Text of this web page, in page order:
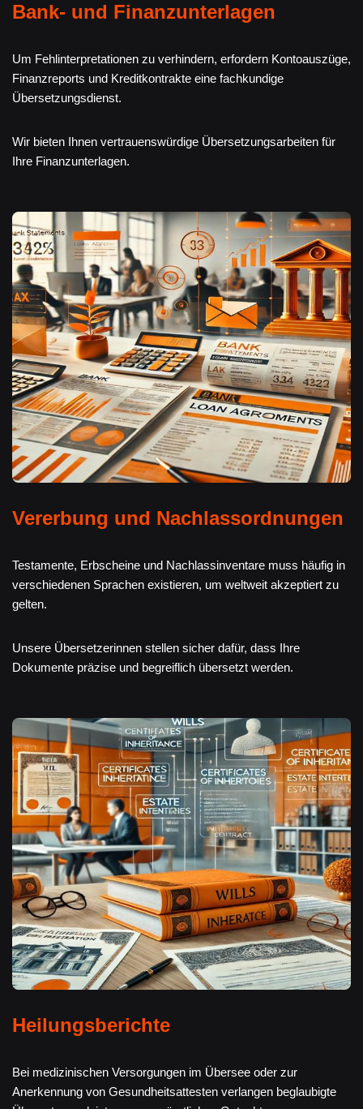
Bank- und Finanzunterlagen
Um Fehlinterpretationen zu verhindern, erfordern Kontoauszüge,
Finanzreports und Kreditkontrakte eine fachkundige
Übersetzungsdienst.
Wir bieten Ihnen vertrauenswürdige Übersetzungsarbeiten für
Ihre Finanzunterlagen.
Vererbung und Nachlassordnungen
Testamente, Erbscheine und Nachlassinventare muss häufig in
verschiedenen Sprachen existieren, um weltweit akzeptiert zu
gelten.
Unsere Übersetzerinnen stellen sicher dafür, dass Ihre
Dokumente präzise und begreiflich übersetzt werden.
Heilungsberichte
Bei medizinischen Versorgungen im Übersee oder zur
Anerkennung von Gesundheitsattesten verlangen beglaubigte